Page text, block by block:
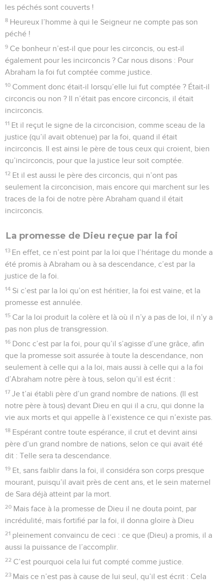
les péchés sont couverts !
8 Heureux l’homme à qui le Seigneur ne compte pas son
péché !
9 Ce bonheur n’est-il que pour les circoncis, ou est-il
également pour les incirconcis ? Car nous disons : Pour
Abraham la foi fut comptée comme justice.
10 Comment donc était-il lorsqu’elle lui fut comptée ? Était-il
circoncis ou non ? Il n’était pas encore circoncis, il était
incirconcis.
11 Et il reçut le signe de la circoncision, comme sceau de la
justice (qu’il avait obtenue) par la foi, quand il était
incirconcis. Il est ainsi le père de tous ceux qui croient, bien
qu’incirconcis, pour que la justice leur soit comptée.
12 Et il est aussi le père des circoncis, qui n’ont pas
seulement la circoncision, mais encore qui marchent sur les
traces de la foi de notre père Abraham quand il était
incirconcis.
La promesse de Dieu reçue par la foi
13 En effet, ce n’est point par la loi que l’héritage du monde a
été promis à Abraham ou à sa descendance, c’est par la
justice de la foi.
14 Si c’est par la loi qu’on est héritier, la foi est vaine, et la
promesse est annulée.
15 Car la loi produit la colère et là où il n’y a pas de loi, il n’y a
pas non plus de transgression.
16 Donc c’est par la foi, pour qu’il s’agisse d’une grâce, afin
que la promesse soit assurée à toute la descendance, non
seulement à celle qui a la loi, mais aussi à celle qui a la foi
d’Abraham notre père à tous, selon qu’il est écrit :
17 Je t’ai établi père d’un grand nombre de nations. (Il est
notre père à tous) devant Dieu en qui il a cru, qui donne la
vie aux morts et qui appelle à l’existence ce qui n’existe pas.
18 Espérant contre toute espérance, il crut et devint ainsi
père d’un grand nombre de nations, selon ce qui avait été
dit : Telle sera ta descendance.
19 Et, sans faiblir dans la foi, il considéra son corps presque
mourant, puisqu’il avait près de cent ans, et le sein maternel
de Sara déjà atteint par la mort.
20 Mais face à la promesse de Dieu il ne douta point, par
incrédulité, mais fortifié par la foi, il donna gloire à Dieu
21 pleinement convaincu de ceci : ce que (Dieu) a promis, il a
aussi la puissance de l’accomplir.
22 C’est pourquoi cela lui fut compté comme justice.
23 Mais ce n’est pas à cause de lui seul, qu’il est écrit : Cela